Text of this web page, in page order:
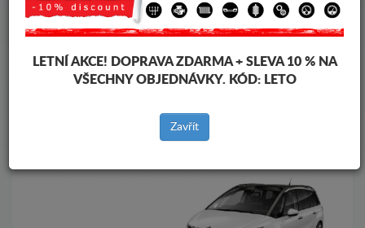
Kryt pod motor Citroen
Kryt pod motor Citroen Grand C4 Picasso
Značky
Značky vozidel
Zpět na produkty
LETNÍ AKCE! DOPRAVA ZDARMA + SLEVA 10 % NA
VŠECHNY OBJEDNÁVKY. KÓD: LETO
Zavřít